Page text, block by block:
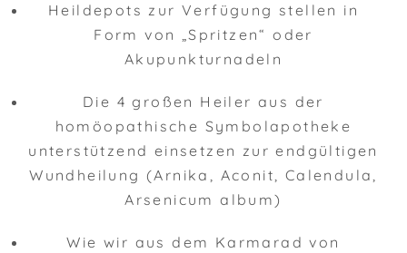
Heildepots zur Verfügung stellen in
Form von „Spritzen“ oder
Akupunkturnadeln
Die 4 großen Heiler aus der
homöopathische Symbolapotheke
unterstützend einsetzen zur endgültigen
Wundheilung (Arnika, Aconit, Calendula,
Arsenicum album)
Wie wir aus dem Karmarad von